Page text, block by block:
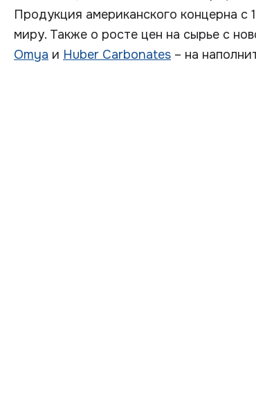
Продукция американского концерна с
миру. Также о росте цен на сырье с
Omya и Huber Carbonates – на